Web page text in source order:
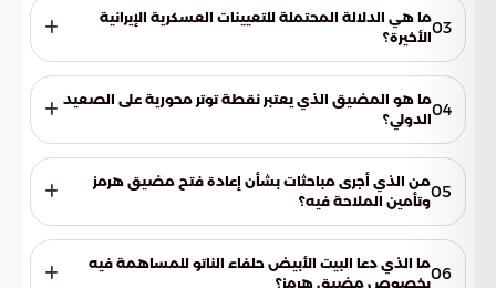
الولايات المتحدة وإيران. تتضمن هذه التوترات تداول أنباء حول
احتمالية توجيه ضربات لطهران وتصاعد أزمة مضيق هرمز.03ما هي الدلالة المحتملة للتعيينات العسكرية الإيرانية
الأخيرة؟
تعكس التعيينات العسكرية الإيرانية، مثل قرار تعيين محسن رضائي،
خطوات داخلية قد تهدف إلى تعزيز التنسيق العسكري ورفع
مستوى الجاهزية. يكتسب هذا أهمية خاصة نظرًا لخبرة رضائي
العسكرية الطويلة ودوره السابق في مراكز صنع القرار الاستراتيجي.
04ما هو المضيق الذي يعتبر نقطة توتر محورية على الصعيد
الدولي؟
يعتبر مضيق هرمز نقطة توتر محورية على الصعيد الدولي. تواجه
الممرات الملاحية في المضيق تحديات كبيرة، مما يتطلب يقظة
إقليمية ودولية لضمان استقرار الملاحة.05من الذي أجرى مباحثات بشأن إعادة فتح مضيق هرمز
وتأمين الملاحة فيه؟
أفاد البيت الأبيض أن الرئيس الأمريكي دونالد ترامب أجرى مباحثات
مع القادة الأوروبيين. تركزت هذه المباحثات على بحث سبل إعادة
فتح المضيق وتأمين حرية الملاحة فيه، مما يعكس أهمية06ما الذي دعا البيت الأبيض حلفاء الناتو للمساهمة فيه
بخصوص مضيق هرمز؟